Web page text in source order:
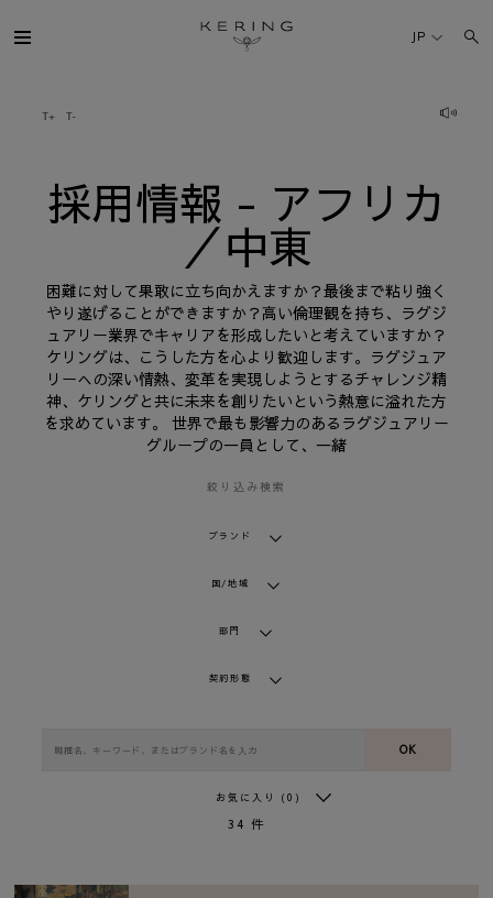
用
情
人材
サステナビリティ
FINANCE
プレスルーム
採用情報
JP
採用情報 - アフリカ
／中東
困難に対して果敢に立ち向かえますか？最後まで粘り強く
やり遂げることができますか？高い倫理観を持ち、ラグジ
ュアリー業界でキャリアを形成したいと考えていますか？
ケリングは、こうした方を心より歓迎します。ラグジュア
リーへの深い情熱、変革を実現しようとするチャレンジ精
神、ケリングと共に未来を創りたいという熱意に溢れた方
を求めています。 世界で最も影響力のあるラグジュアリー
グループの一員として、一緒
絞り込み検索
ブランド
国/地域
部門
契約形態
OK
お気に入り (0)
34 件